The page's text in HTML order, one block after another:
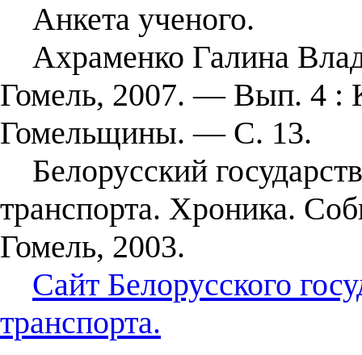
Анкета ученого.
Ахраменко Галина
Гомель, 2007. — Вып. 4 :
Гомельщины. — С. 13.
Белорусский
транспорта. Хроника.
Гомель, 2003.
Сайт Белорусского
транспорта.